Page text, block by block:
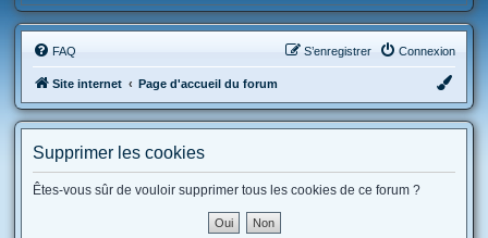
FAQ Connexion
S’enregistrer
Site internet Page d'accueil du forum
Supprimer les cookies
Êtes-vous sûr de vouloir supprimer tous les cookies de ce forum ?